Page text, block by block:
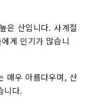
은 산입니다. 사계절
게 인기가 많습니
매우 아름다우며, 산
니다.